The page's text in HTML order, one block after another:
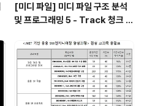
[미디 파일] 미디 파일 구조 분석
및 프로그래밍 5 - Track 청크 3,